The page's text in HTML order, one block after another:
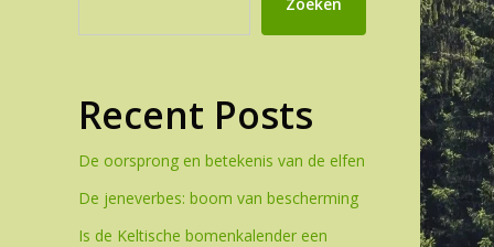
Recent Posts
De oorsprong en betekenis van de elfen
De jeneverbes: boom van bescherming
Is de Keltische bomenkalender een